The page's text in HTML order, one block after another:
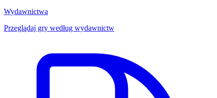
Wydawnictwa
Przeglądaj gry według wydawnictw